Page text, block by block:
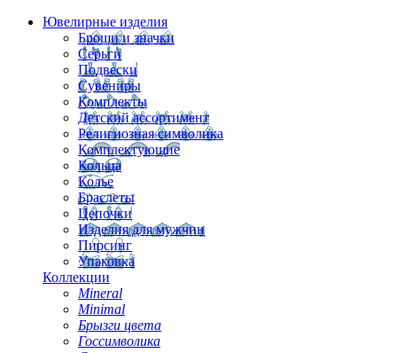
Ювелирные изделия
Броши и значки
Серьги
Подвески
Сувениры
Комплекты
Детский ассортимент
Религиозная символика
Комплектующие
Кольца
Колье
Браслеты
Цепочки
Изделия для мужчин
Пирсинг
Упаковка
Коллекции
Mineral
Minimal
Брызги цвета
Госсимволика